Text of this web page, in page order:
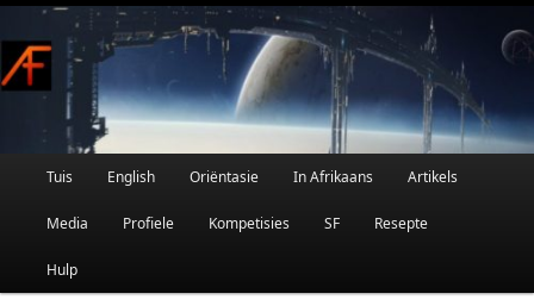
Skip
to
primary
content
Afrikaanse Wetenskapfiksie en Fantasie
Main
Tuis English Oriëntasie In Afrikaans Artikels
Media Profiele Kompetisies SF Resepte
Hulp